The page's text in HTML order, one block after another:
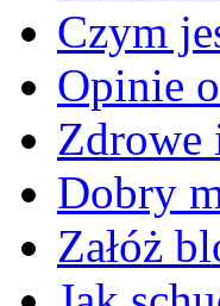
Czym
Opinie
Zdrowe
Dobry
Załóż